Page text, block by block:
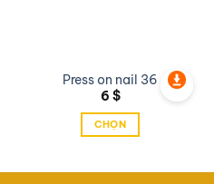
Press on nail 36
6 $
CHỌN